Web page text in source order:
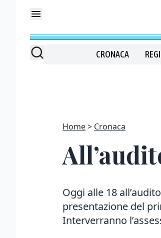
CRONACA
Home Cronaca
Oggi alle 18
presentazione del
Interverranno